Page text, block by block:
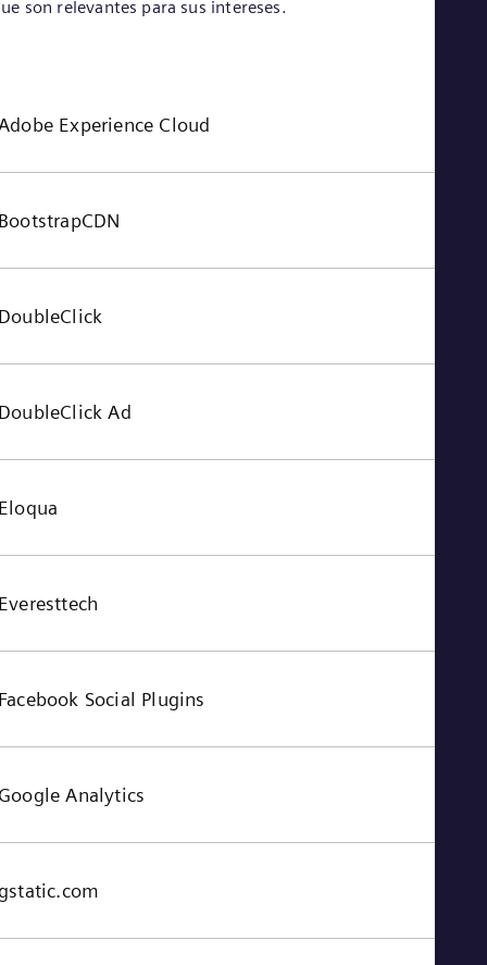
son relevantes para sus intereses.
Experience Cloud
Ad
Social Plugins
Analytics